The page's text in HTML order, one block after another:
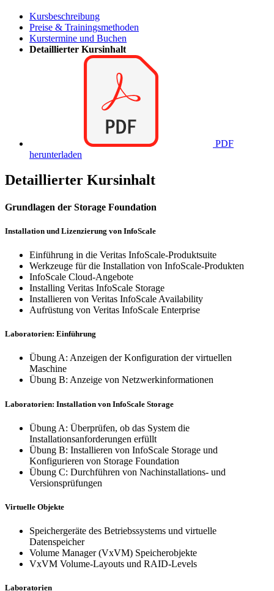
Kursbeschreibung
Preise & Trainingsmethoden
Kurstermine und Buchen
Detaillierter Kursinhalt
PDF
herunterladen
Detaillierter Kursinhalt
Grundlagen der Storage Foundation
Installation und Lizenzierung von InfoScale
Einführung in die Veritas InfoScale-Produktsuite
Werkzeuge für die Installation von InfoScale-Produkten
InfoScale Cloud-Angebote
Installing Veritas InfoScale Storage
Installieren von Veritas InfoScale Availability
Aufrüstung von Veritas InfoScale Enterprise
Laboratorien: Einführung
Übung A: Anzeigen der Konfiguration der virtuellen
Maschine
Übung B: Anzeige von Netzwerkinformationen
Laboratorien: Installation von InfoScale Storage
Übung A: Überprüfen, ob das System die
Installationsanforderungen erfüllt
Übung B: Installieren von InfoScale Storage und
Konfigurieren von Storage Foundation
Übung C: Durchführen von Nachinstallations- und
Versionsprüfungen
Virtuelle Objekte
Speichergeräte des Betriebssystems und virtuelle
Datenspeicher
Volume Manager (VxVM) Speicherobjekte
VxVM Volume-Layouts und RAID-Levels
Laboratorien